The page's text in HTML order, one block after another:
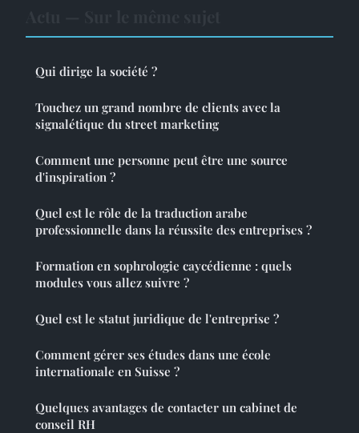
Qui dirige la société ?
Touchez un grand nombre de clients avec la
signalétique du street marketing
Comment une personne peut être une source
d'inspiration ?
Quel est le rôle de la traduction arabe
professionnelle dans la réussite des entreprises ?
Formation en sophrologie caycédienne : quels
modules vous allez suivre ?
Quel est le statut juridique de l'entreprise ?
Comment gérer ses études dans une école
internationale en Suisse ?
Quelques avantages de contacter un cabinet de
conseil RH